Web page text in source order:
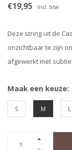
€19,95 Incl. btw
Deze string uit de
onzichtbaar te zijn
afgewerkt met
Maak een keuze:
S M L